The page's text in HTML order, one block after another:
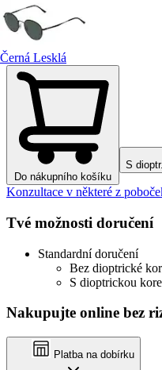
Černá Lesklá
Do nákupního košíku
S
Konzultace v některé z
Tvé možnosti doručení
Standardní doručení
Bez dioptrické
S dioptrickou
Nakupujte online bez
Platba na dobírku